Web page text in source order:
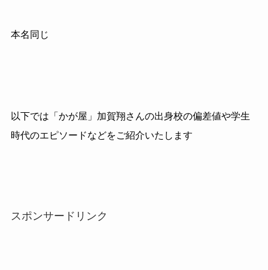
本名同じ
以下では「かが屋」加賀翔さんの出身校の偏差値や学生
時代のエピソードなどをご紹介いたします
スポンサードリンク